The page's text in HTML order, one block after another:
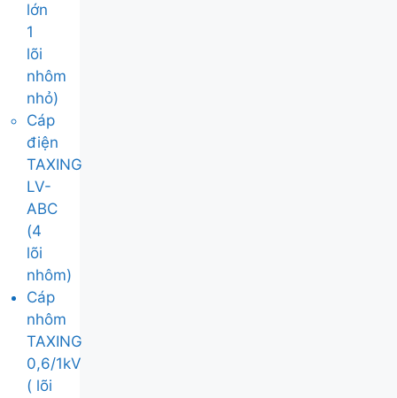
lớn
1
lõi
nhôm
nhỏ)
Cáp
điện
TAXING
LV-
ABC
(4
lõi
nhôm)
Cáp
nhôm
TAXING
0,6/1kV
( lõi